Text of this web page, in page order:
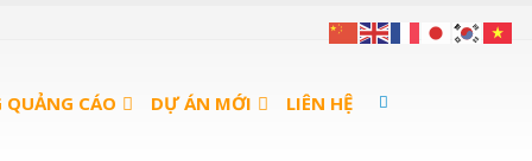
QUẢNG CÁO DỰ ÁN MỚI LIÊN HỆ